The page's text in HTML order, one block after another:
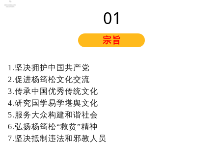
01
宗旨
1 .坚决拥护中 国 共产党
2.促进杨筠松文化交流
3.传承中 国 优秀传统文化
4.研究 国 学易学堪舆文化
5. 服务大众构建和谐社会
6.弘扬杨筠松“救贫”精神
7.坚决抵制 违法和邪教 人 员